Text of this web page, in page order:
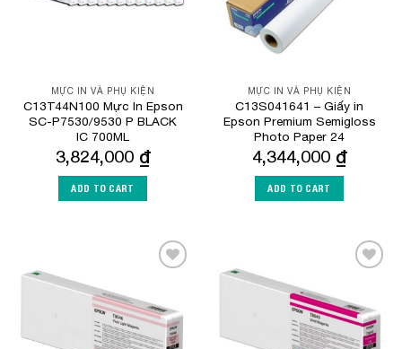
MỰC IN VÀ PHỤ KIỆN
C13T44N100 Mực In Epson
SC-P7530/9530 P BLACK
IC 700ML
3,824,000 ₫
ADD TO CART
MỰC IN VÀ PHỤ KIỆN
C13S041641 – Giấy in
Epson Premium Semigloss
Photo Paper 24
4,344,000 ₫
ADD TO CART